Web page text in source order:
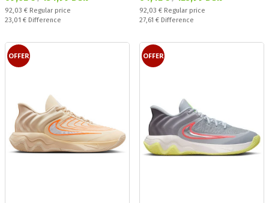
Regular price:
92,03 € Regular price
Спестявате:
23,01 € Difference
Regular price:
92,03 € Regular price
Спестявате:
27,61 € Difference
OFFER OFFER